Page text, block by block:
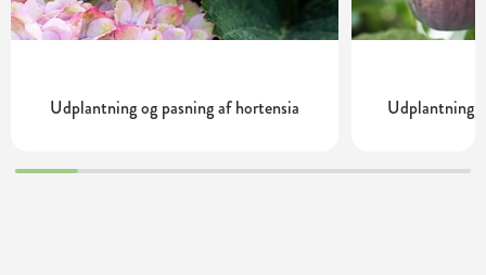
Udplantning og pasning af hortensia Udplantning